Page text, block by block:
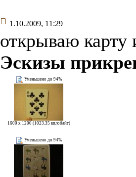
1.10.2009, 11:29
открываю
Эскизы
Уменьшено до 94%
1600 x 1200 (1023.35 килобайт)
Уменьшено до 94%